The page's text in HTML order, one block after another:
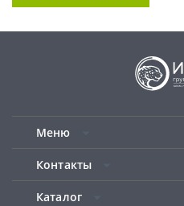
Меню
Контакты
Каталог